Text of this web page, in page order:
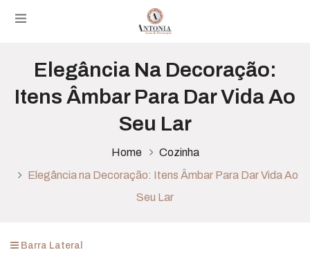
Elegância Na Decoração:
Itens Âmbar Para Dar Vida Ao
Seu Lar
Home
Cozinha
Elegância na Decoração: Itens Âmbar Para Dar Vida Ao
Seu Lar
Barra Lateral